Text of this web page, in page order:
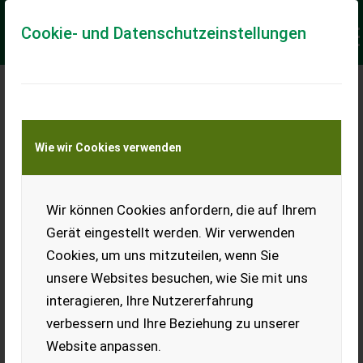
Cookie- und Datenschutzeinstellungen
Wie wir Cookies verwenden
Wir können Cookies anfordern, die auf Ihrem
Gerät eingestellt werden. Wir verwenden
Cookies, um uns mitzuteilen, wenn Sie
unsere Websites besuchen, wie Sie mit uns
interagieren, Ihre Nutzererfahrung
verbessern und Ihre Beziehung zu unserer
Website anpassen.
Meine Transportkostenanfrage
Transport von Land- und Baumaschinen –
KEINE Tiertransporte
Ladeort
Ort